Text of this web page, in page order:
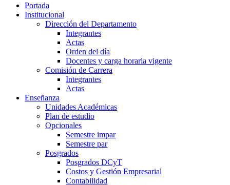
Portada
Institucional
Dirección del Departamento
Integrantes
Actas
Orden del día
Docentes y carga horaria vigente
Comisión de Carrera
Integrantes
Actas
Enseñanza
Unidades Académicas
Plan de estudio
Opcionales
Semestre impar
Semestre par
Posgrados
Posgrados DCyT
Costos y Gestión Empresarial
Contabilidad